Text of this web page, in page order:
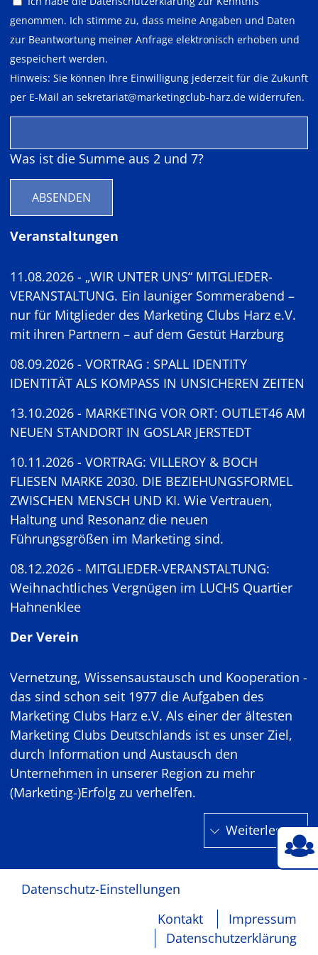
genommen. Ich stimme zu, dass meine Angaben und Daten
zur Beantwortung meiner Anfrage elektronisch erhoben und
gespeichert werden.
Hinweis: Sie können Ihre Einwilligung jederzeit für die Zukunft
per E-Mail an sekretariat@marketingclub-harz.de widerrufen.
Was ist die Summe aus 2 und 7?
ABSENDEN
Veranstaltungen
11.08.2026 - „WIR UNTER UNS“ MITGLIEDER-
VERANSTALTUNG. Ein launiger Sommerabend –
nur für Mitglieder des Marketing Clubs Harz e.V.
mit ihren Partnern – auf dem Gestüt Harzburg
08.09.2026 - VORTRAG : SPALL IDENTITY
IDENTITÄT ALS KOMPASS IN UNSICHEREN ZEITEN
13.10.2026 - MARKETING VOR ORT: OUTLET46 AM
NEUEN STANDORT IN GOSLAR JERSTEDT
10.11.2026 - VORTRAG: VILLEROY & BOCH
FLIESEN MARKE 2030. DIE BEZIEHUNGSFORMEL
ZWISCHEN MENSCH UND KI. Wie Vertrauen,
Haltung und Resonanz die neuen
Führungsgrößen im Marketing sind.
08.12.2026 - MITGLIEDER-VERANSTALTUNG:
Weihnachtliches Vergnügen im LUCHS Quartier
Hahnenklee
Der Verein
Vernetzung, Wissensaustausch und Kooperation -
das sind schon seit 1977 die Aufgaben des
Marketing Clubs Harz e.V. Als einer der ältesten
Marketing Clubs Deutschlands ist es unser Ziel,
durch Information und Austausch den
Unternehmen in unserer Region zu mehr
(Marketing-)Erfolg zu verhelfen.
Weiterlesen
Datenschutz-Einstellungen
Kontakt
Impressum
Datenschutzerklärung